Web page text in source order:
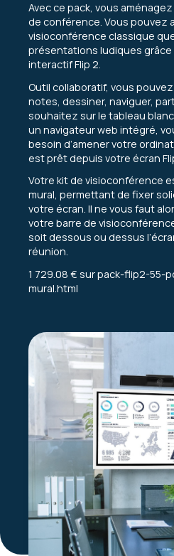
Avec ce pack, vous
de conférence. Vous pouvez
visioconférence classique
présentations ludiques grâce
interactifFlip 2.
Outil collaboratif, vous
notes, dessiner, naviguer,
souhaitez sur le tableau blanc
un navigateur web intégré,
besoin d’amener votre
est prêt depuis votre écran
Votre kit de visioconférence
mural, permettant de fixer
votre écran. Il ne vous faut
votre barre de
soit dessous ou dessus
réunion.
1 729.08 € surpack-flip2-55-
mural.html